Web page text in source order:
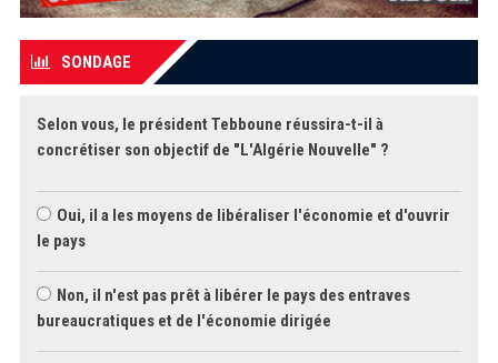
SONDAGE
Selon vous, le président Tebboune réussira-t-il à
concrétiser son objectif de "L'Algérie Nouvelle" ?
Oui, il a les moyens de libéraliser l'économie et d'ouvrir
le pays
Non, il n'est pas prêt à libérer le pays des entraves
bureaucratiques et de l'économie dirigée